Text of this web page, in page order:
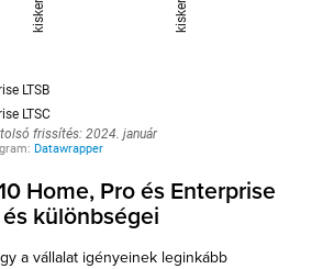
Home, Pro és Enterprise
különbségei
a vállalat igényeinek leginkább